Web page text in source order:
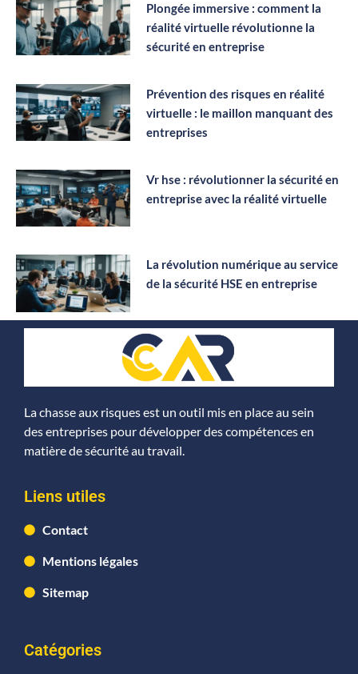
Plongée immersive : comment la
réalité virtuelle révolutionne la
sécurité en entreprise
Prévention des risques en réalité
virtuelle : le maillon manquant des
entreprises
Vr hse : révolutionner la sécurité en
entreprise avec la réalité virtuelle
La révolution numérique au service
de la sécurité HSE en entreprise
La chasse aux risques est un outil mis en place au sein
des entreprises pour développer des compétences en
matière de sécurité au travail.
Liens utiles
Contact
Mentions légales
Sitemap
Catégories